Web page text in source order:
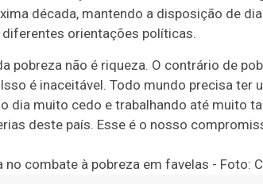
década, mantendo a disposição de
orientações políticas.
pobreza não é riqueza. O contrário de
é inaceitável. Todo mundo precisa ter
dia muito cedo e trabalhando até muito
deste país. Esse é o nosso